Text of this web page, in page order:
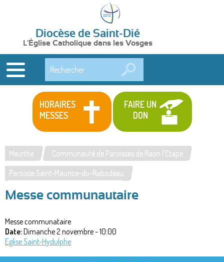
Diocèse de Saint-Dié
L'Église Catholique dans les Vosges
HORAIRES
MESSES
FAIRE UN
DON
Vous
êtes
ici
Meurthe
Communauté de Paroisses de Raon l'Etape
Paroisse Saint-Maurice-du-Rabodeau
Messe communautaire
Messe communataire
Date:Dimanche 2 novembre - 10:00
Eglise Saint-Hydulphe